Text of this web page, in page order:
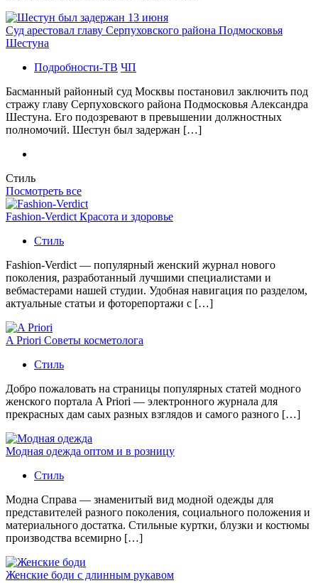
Суд арестовал главу Серпуховского района Подмосковья
Шестуна
Подробности-ТВ ЧП
Басманный районный суд Москвы постановил заключить под
стражу главу Серпуховского района Подмосковья Александра
Шестуна. Его подозревают в превышении должностных
полномочий. Шестун был задержан […]
Стиль
Посмотреть все
Fashion-Verdict Красота и здоровье
Стиль
Fashion-Verdict — популярный женский журнал нового
поколения, разработанный лучшими специалистами и
вебмастерами нашей студии. Удобная навигация по разделом,
актуальные статьи и фоторепортажи с […]
A Priori Советы косметолога
Стиль
Добро пожаловать на страницы популярных статей модного
женского портала A Priori — электронного журнала для
прекрасных дам саых разных взглядов и самого разного […]
Модная одежда оптом и в розницу
Стиль
Модна Справа — знаменитый вид модной одежды для
представителей разного поколения, социального положения и
материального достатка. Стильные куртки, блузки и костюмы
производства всемирно […]
Женские боди с длинным рукавом